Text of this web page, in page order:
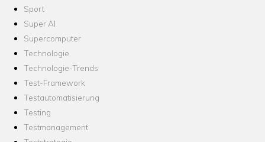
Sport
Super AI
Supercomputer
Technologie
Technologie-Trends
Test-Framework
Testautomatisierung
Testing
Testmanagement